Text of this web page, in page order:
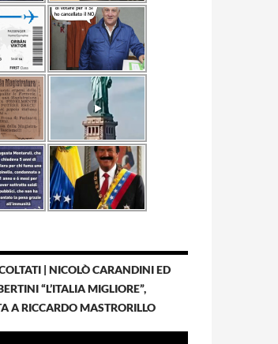
| NICOLÒ CARANDINI ED
“L’ITALIA MIGLIORE”,
A RICCARDO MASTRORILLO